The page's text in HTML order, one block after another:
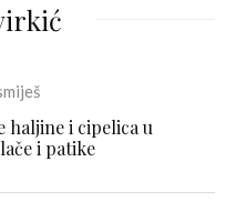
haljine i cipelica u
i patike